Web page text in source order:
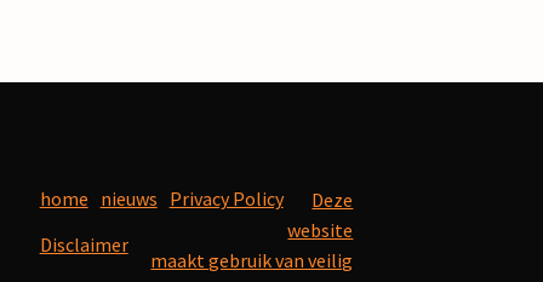
home nieuws Privacy Policy
Disclaimer
Deze
website
maakt gebruik van veilig